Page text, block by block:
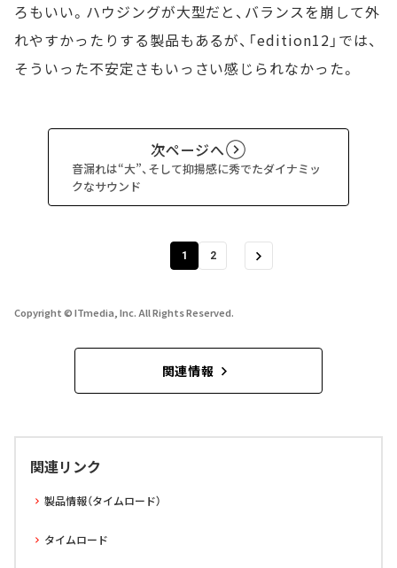
ろもいい。ハウジングが大型だと、バランスを崩して外
れやすかったりする製品もあるが、「edition12」では、
そういった不安定さもいっさい感じられなかった。
次ページへ
音漏れは“大”、そして抑揚感に秀でたダイナミッ
クなサウンド
1 2
Copyright © ITmedia, Inc. All Rights Reserved.
関連情報
関連リンク
製品情報（タイムロード）
タイムロード